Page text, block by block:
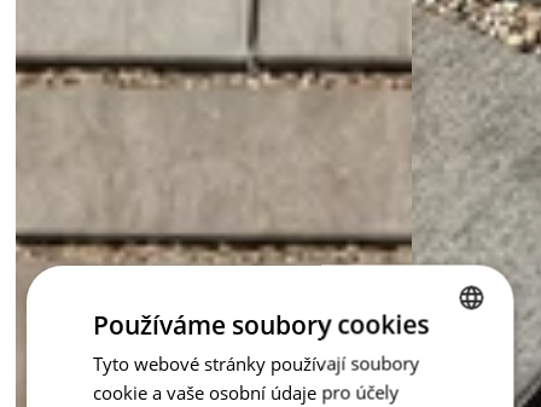
CZECH
Používáme soubory cookies
Tyto webové stránky používají soubory
cookie a vaše osobní údaje pro účely